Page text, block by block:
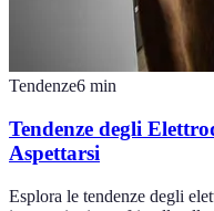
Tendenze6 min
Tendenze degli
Aspettarsi
Esplora le tendenze degli